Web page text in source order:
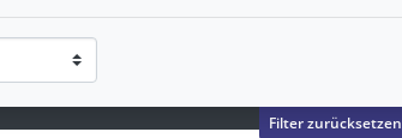
Filter zurücksetzen